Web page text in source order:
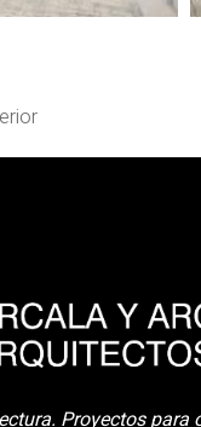
Proyectos para